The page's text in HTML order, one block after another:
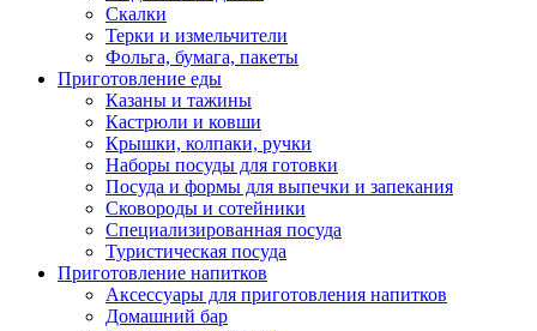
Скалки
Терки и измельчители
Фольга, бумага, пакеты
Приготовление еды
Казаны и тажины
Кастрюли и ковши
Крышки, колпаки, ручки
Наборы посуды для готовки
Посуда и формы для выпечки и запекания
Сковороды и сотейники
Специализированная посуда
Туристическая посуда
Приготовление напитков
Аксессуары для приготовления напитков
Домашний бар